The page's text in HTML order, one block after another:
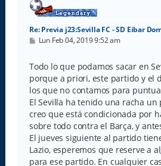
Re: Previa j23:Sevilla FC - SD Eibar
M
s
a
j
e
Lun Feb 04, 2019 9:52 am
Todo lo que podamos sacar en
porque a priori, este partido y el
los que no contamos para
El Sevilla ha tenido una racha
creo que está condicionada por
sobre todo contra el Barça, y
El jueves siguiente al partido
Lazio, esperemos que reserve a
para ese partido. En cualquier